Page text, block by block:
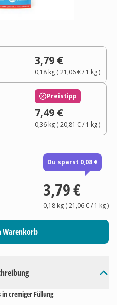
cremiger Füllung
3,79 €
0,18 kg(21,06 €/ 1 kg)
Preistipp
7,49 €
0,36 kg(20,81 €/ 1 kg)
Du sparst 0,08 €
3,79 €
0,18 kg(21,06 €/ 1 kg)
Warenkorb